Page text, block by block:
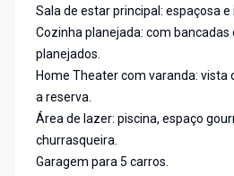
Sala de estar principal: espaçosa e
Cozinha planejada: com
planejados.
Home Theater com varanda: vista
a reserva.
Área de lazer: piscina, espaço
churrasqueira.
Garagem para 5 carros.